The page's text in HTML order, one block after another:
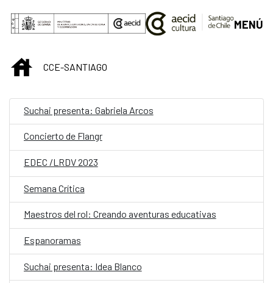
Saltar al contenido principal
MENÚ
INICIOCCE-SANTIAGO
Suchai presenta: Gabriela Arcos
Concierto de Flangr
EDEC /LRDV 2023
Semana Crítica
Maestros del rol: Creando aventuras educativas
Espanoramas
Suchai presenta: Idea Blanco